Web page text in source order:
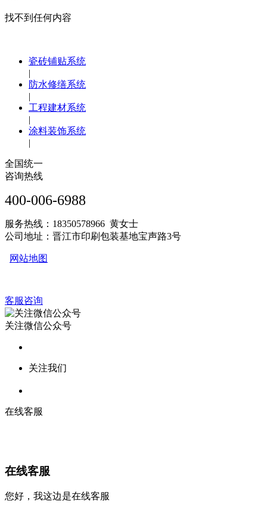
找不到任何内容
瓷砖铺贴系统
|
防水修缮系统
|
工程建材系统
|
涂料装饰系统
|
全国统一
咨询热线
400-006-6988
服务热线：18350578966 黄女士
公司地址：晋江市印刷包装基地宝声路3号
网站地图
客服咨询
关注微信公众号
关注我们
在线客服
在线客服
您好，我这边是在线客服